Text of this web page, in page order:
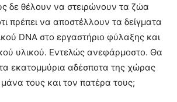
δε θέλουν να στειρώνουν τα ζώα
πρέπει να αποστέλλουν τα δείγματα
DNA στο εργαστήριο φύλαξης και
υλικού. Εντελώς ανεφάρμοστο. Θα
εκατομμύρια αδέσποτα της χώρας
μάνα τους και τον πατέρα τους;